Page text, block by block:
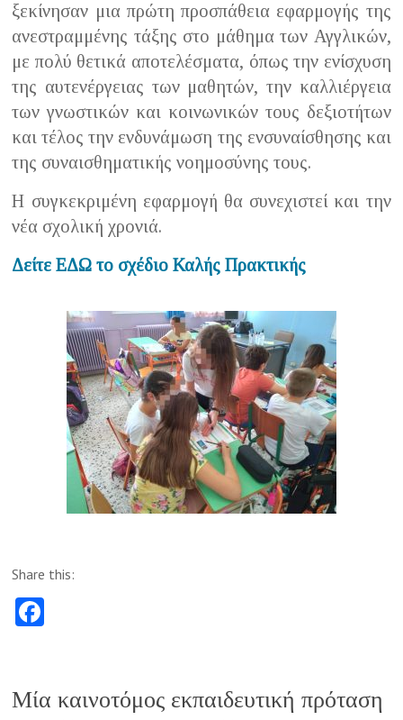
ξεκίνησαν μια πρώτη προσπάθεια εφαρμογής της
ανεστραμμένης τάξης στο μάθημα των Αγγλικών,
με πολύ θετικά αποτελέσματα, όπως την ενίσχυση
της αυτενέργειας των μαθητών, την καλλιέργεια
των γνωστικών και κοινωνικών τους δεξιοτήτων
και τέλος την ενδυνάμωση της ενσυναίσθησης και
της συναισθηματικής νοημοσύνης τους.
Η συγκεκριμένη εφαρμογή θα συνεχιστεί και την
νέα σχολική χρονιά.
Δείτε ΕΔΩ το σχέδιο Καλής Πρακτικής
Share this:
o
Μία καινοτόμος εκπαιδευτική πρόταση